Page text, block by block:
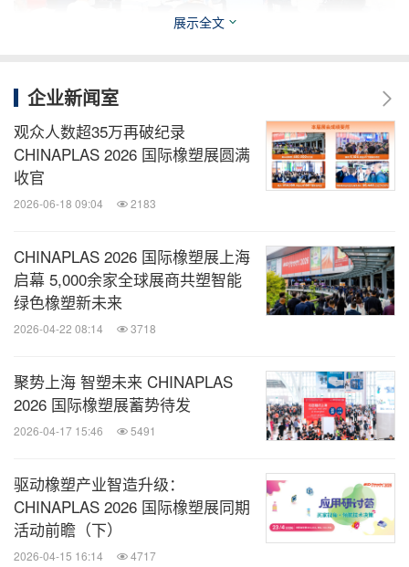
“CHINAPLAS 2023 国际橡塑展”已成为橡塑创新科技
发布的首选平台，展会观众在此参加活动及交流。
应用研讨荟：聚焦探讨橡塑应用
其中一项重点同期活动，将于展会第二天至四天汇聚
橡塑科技，联合终端产业链品牌、企业、高等学院及
科研机构，覆盖各种高性能应用，直击光伏、橡塑抗
门话题，深入畅谈应用行业的发展趋势与技术前瞻，
为业内人士拓宽视野。
应用的热门话题与需求变化，业内人士不容错过。
GIZ德国国际合作机构举办"共构愿景-走向塑料循
环：中欧循环经济发展论坛"，探讨发展循环经济对
展示全文
企业新闻室
观众人数超35万再破纪录
CHINAPLAS 2026 国际橡塑展圆满
收官
2026-06-18 09:04 2183
CHINAPLAS 2026 国际橡塑展上海
启幕 5,000余家全球展商共塑智能
绿色橡塑新未来
2026-04-22 08:14 3718
聚势上海 智塑未来 CHINAPLAS
2026 国际橡塑展蓄势待发
2026-04-17 15:46 5491
驱动橡塑产业智造升级：
CHINAPLAS 2026 国际橡塑展同期
活动前瞻（下）
2026-04-15 16:14 4717